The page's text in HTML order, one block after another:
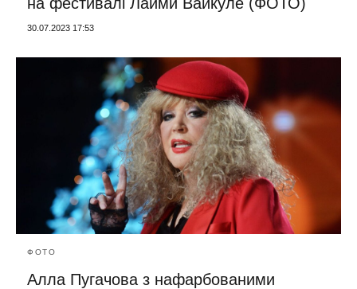
30.07.2023 17:53
ФОТО
Алла Пугачова з нафарбованими